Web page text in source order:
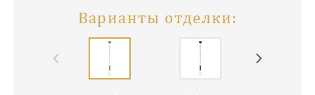
Варианты отделки: